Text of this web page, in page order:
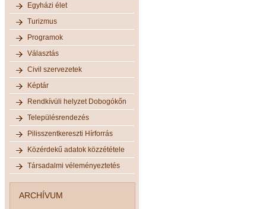
Egyházi élet
Turizmus
Programok
Választás
Civil szervezetek
Képtár
Rendkívüli helyzet Dobogókőn
Településrendezés
Pilisszentkereszti Hírforrás
Közérdekű adatok közzététele
Társadalmi véleményeztetés
ARCHÍVUM